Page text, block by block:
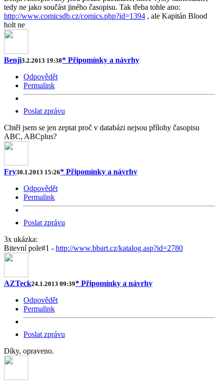
tedy ne jako součást jiného časopisu. Tak třeba tohle ano:
http://www.comicsdb.cz/comics.php?id=1394 , ale Kapitán Blood
holt ne
Benji3.2.2013 19:38* Připomínky a návrhy
Odpovědět
Permalink
Poslat zprávu
Chtěl jsem se jen zeptat proč v databázi nejsou přílohy časopisu
ABC, ABCplus?
Fry30.1.2013 15:26* Připomínky a návrhy
Odpovědět
Permalink
Poslat zprávu
3x ukázka:
Bitevní pole#1 - http://www.bbart.cz/katalog.asp?id=2780
AZTeck24.1.2013 09:39* Připomínky a návrhy
Odpovědět
Permalink
Poslat zprávu
Díky, opraveno.